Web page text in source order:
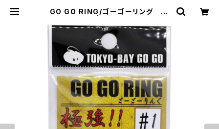
GO GO RING/ゴーゴーリング ‎RI